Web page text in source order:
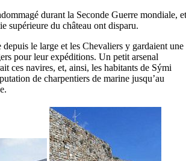
durant la Seconde Guerre mondiale, et
supérieure du château ont disparu.
le large et les Chevaliers y gardaient une
pour leur expéditions. Un petit arsenal
ces navires, et, ainsi, les habitants de Sými
de charpentiers de marine jusqu’au